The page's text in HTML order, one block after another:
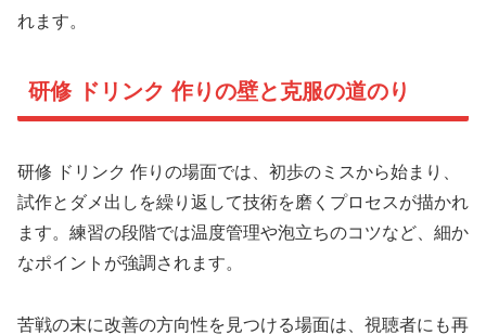
れます。
研修 ドリンク 作りの壁と克服の道のり
研修 ドリンク 作りの場面では、初歩のミスから始まり、
試作とダメ出しを繰り返して技術を磨くプロセスが描かれ
ます。練習の段階では温度管理や泡立ちのコツなど、細か
なポイントが強調されます。
苦戦の末に改善の方向性を見つける場面は、視聴者にも再